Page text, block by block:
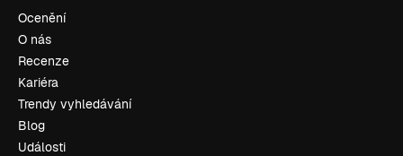
Ocenění
O nás
Recenze
Kariéra
Trendy vyhledávání
Blog
Události